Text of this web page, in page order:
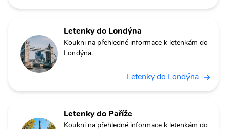
Letenky do Londýna
Koukni na přehledné informace k letenkám do
Londýna.
Letenky do Londýna
Letenky do Paříže
Koukni na přehledné informace k letenkám do